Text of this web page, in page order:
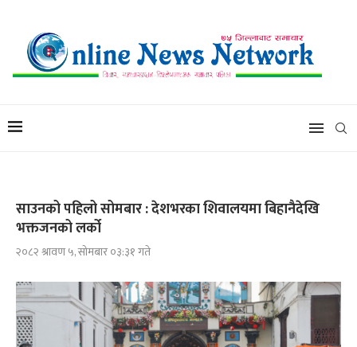
साउनको पहिलो सोमबार : देशभरका शिवालयमा बिहानैदेखि
भक्तजनको लर्को
२०८२ श्रावण ५, सोमबार ०३:३१ गते